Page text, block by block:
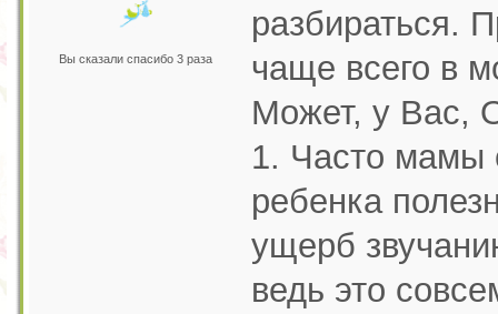
Вы сказали спасибо 3 раза
разбираться.
чаще всего в
Может, у Вас,
1. Часто мамы
ребенка
ущерб
ведь это